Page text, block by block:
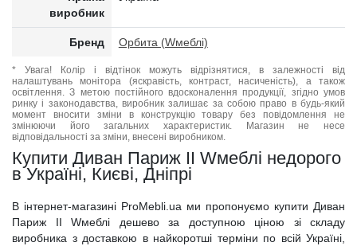
виробник
Бренд Орбита (Wмеблі)
* Увага! Колір і відтінок можуть відрізнятися, в залежності від
налаштувань монітора (яскравість, контраст, насиченість), а також
освітлення. З метою постійного вдосконалення продукції, згідно умов
ринку і законодавства, виробник залишає за собою право в будь-який
момент вносити зміни в конструкцію товару без повідомлення не
змінюючи його загальних характеристик. Магазин не несе
відповідальності за зміни, внесені виробником.
Купити Диван Париж II Wмеблі недорого
в Україні, Києві, Дніпрі
В інтернет-магазині ProMebli.ua ми пропонуємо купити Диван
Париж II Wмеблі дешево за доступною ціною зі складу
виробника з доставкою в найкоротші терміни по всій Україні,